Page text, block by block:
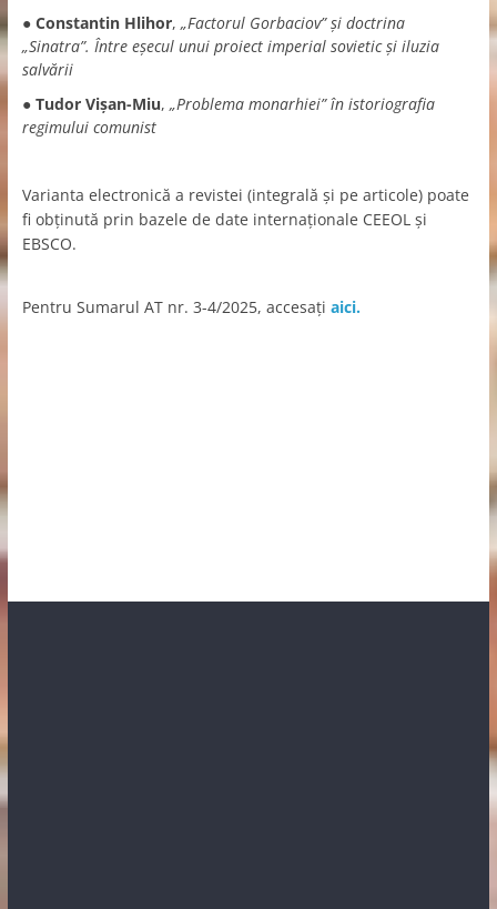
● Constantin Hlihor, „Factorul Gorbaciov” și doctrina
„Sinatra”. Între eșecul unui proiect imperial sovietic și iluzia
salvării
● Tudor Vișan-Miu, „Problema monarhiei” în istoriografia
regimului comunist
Varianta electronică a revistei (integrală şi pe articole) poate
fi obţinută prin bazele de date internaţionale CEEOL şi
EBSCO.
Pentru Sumarul AT nr. 3-4/2025, accesaţi aici.